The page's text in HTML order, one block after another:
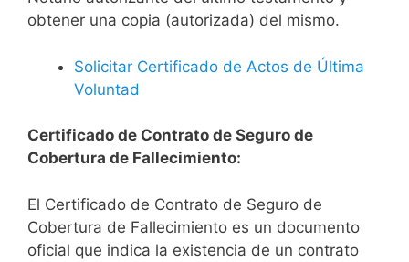
obtener una copia (autorizada) del mismo.
Solicitar Certificado de Actos de Última
Voluntad
Certificado de Contrato de Seguro de
Cobertura de Fallecimiento:
El Certificado de Contrato de Seguro de
Cobertura de Fallecimiento es un documento
oficial que indica la existencia de un contrato